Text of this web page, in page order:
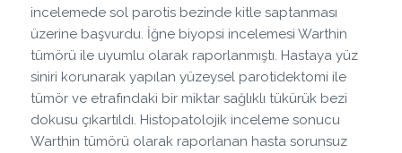
incelemede sol parotis bezinde kitle saptanması
üzerine başvurdu. İğne biyopsi incelemesi Warthin
tümörü ile uyumlu olarak raporlanmıştı. Hastaya yüz
siniri korunarak yapılan yüzeysel parotidektomi ile
tümör ve etrafındaki bir miktar sağlıklı tükürük bezi
dokusu çıkartıldı. Histopatolojik inceleme sonucu
Warthin tümörü olarak raporlanan hasta sorunsuz